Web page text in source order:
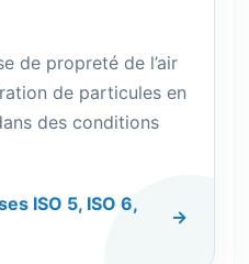
de propreté de l’air
de particules en
des conditions
ISO 5, ISO 6,